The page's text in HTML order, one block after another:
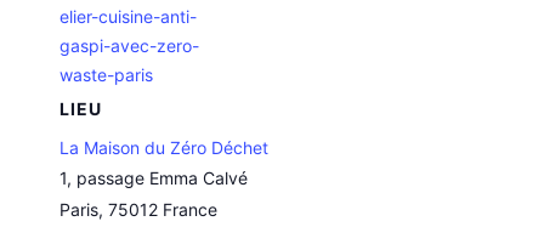
elier-cuisine-anti-
gaspi-avec-zero-
waste-paris
LIEU
La Maison du Zéro Déchet
1, passage Emma Calvé
Paris, 75012 France